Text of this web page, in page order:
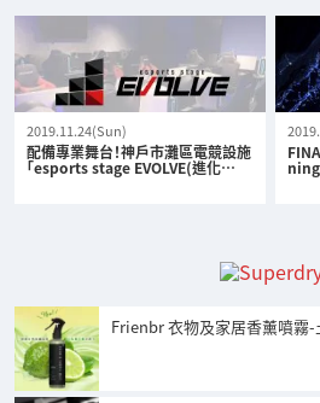
2019.11.24(Sun)
配備專業舞台！神戶市灘區電競設施
「esports stage EVOLVE(進化…
Frienbr 衣物及家居香薰噴霧-